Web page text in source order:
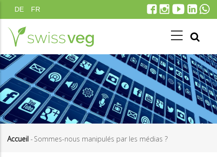
au
contenu
principal
DE FR
Accueil - Sommes-nous manipulés par les médias ?